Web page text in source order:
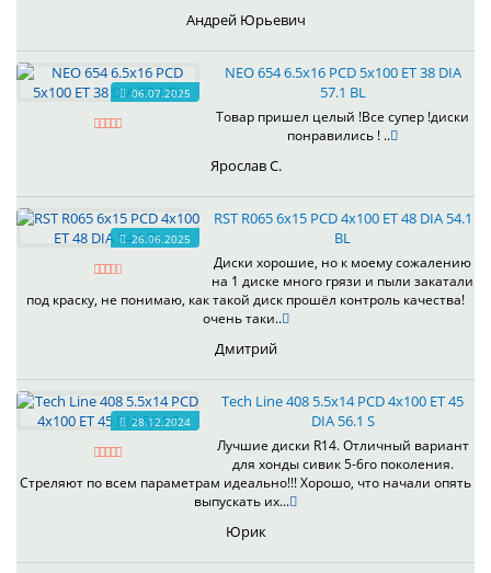
Андрей Юрьевич
06.07.2025
NEO 654 6.5x16 PCD 5x100 ET 38 DIA
57.1 BL
Товар пришел целый !Все супер !диски
понравились ! ..
Ярослав С.
26.06.2025
RST R065 6x15 PCD 4x100 ET 48 DIA 54.1
BL
Диски хорошие, но к моему сожалению
на 1 диске много грязи и пыли закатали
под краску, не понимаю, как такой диск прошёл контроль качества!
очень таки..
Дмитрий
28.12.2024
Tech Line 408 5.5x14 PCD 4x100 ET 45
DIA 56.1 S
Лучшие диски R14. Отличный вариант
для хонды сивик 5-6го поколения.
Стреляют по всем параметрам идеально!!! Хорошо, что начали опять
выпускать их...
Юрик